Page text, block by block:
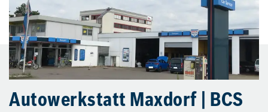
Autowerkstatt Maxdorf | BCS